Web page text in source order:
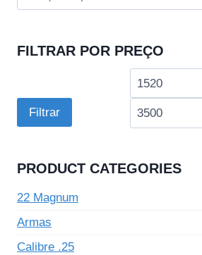
por:
FILTRAR POR PREÇO
Preço
Filtrar
PRODUCT CATEGORIES
22 Magnum
Armas
Calibre .25